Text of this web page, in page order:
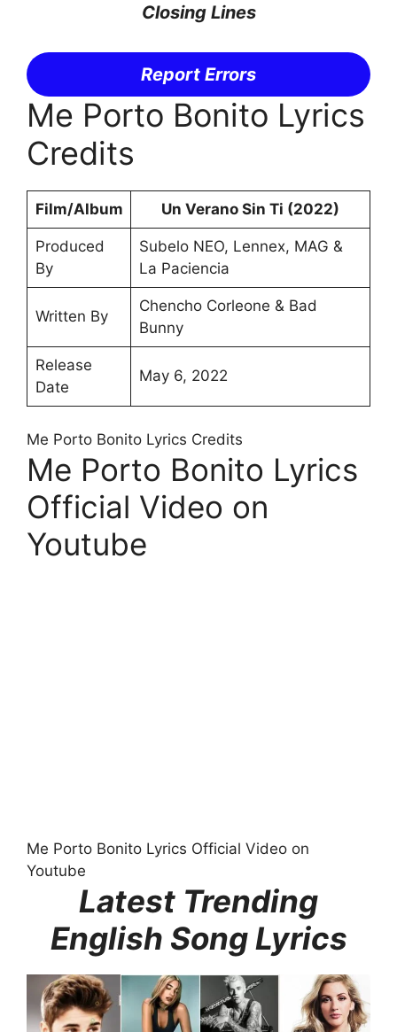
Closing Lines
Report Errors
Me Porto Bonito Lyrics
Credits
Film/Album Un Verano Sin Ti (2022)
Produced
By
Subelo NEO, Lennex, MAG &
La Paciencia
Written By
Chencho Corleone & Bad
Bunny
Release
Date
May 6, 2022
Me Porto Bonito Lyrics Credits
Me Porto Bonito Lyrics
Official Video on
Youtube
Me Porto Bonito Lyrics Official Video on
Youtube
Latest Trending
English Song Lyrics